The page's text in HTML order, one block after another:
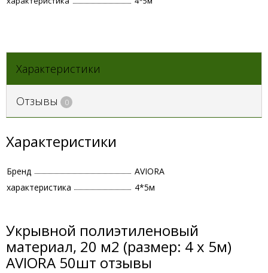
Характеристики
Отзывы 0
Характеристики
Бренд
AVIORA
характеристика
4*5м
Укрывной полиэтиленовый
материал, 20 м2 (размер: 4 х 5м)
AVIORA 50шт отзывы